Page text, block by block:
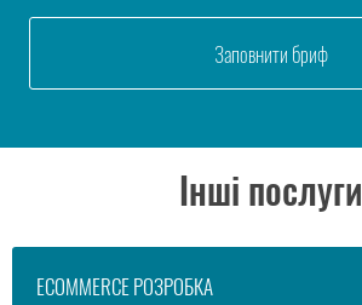
Заповнити бриф
Інші послуги
ECOMMERCE РОЗРОБКА